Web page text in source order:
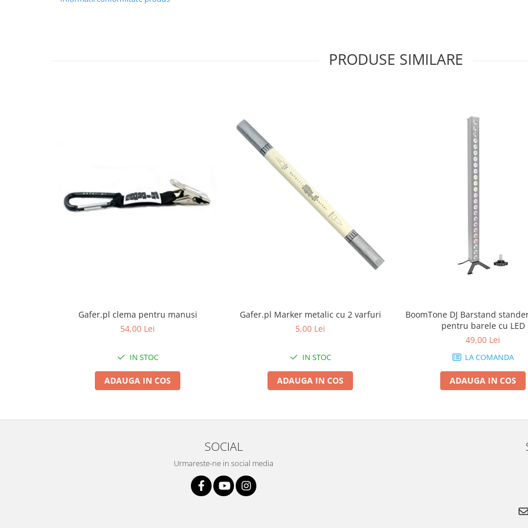
PRODUSE SIMILARE
Gafer.pl clema pentru manusi
54,00 Lei
IN STOC
ADAUGA IN COS
Gafer.pl Marker metalic cu 2 varfuri
5,00 Lei
IN STOC
ADAUGA IN COS
BoomTone DJ Barstand
pentru barele cu LED
49,00 Lei
LA COMANDA
ADAUGA IN COS
SOCIAL
Urmareste-ne in social media